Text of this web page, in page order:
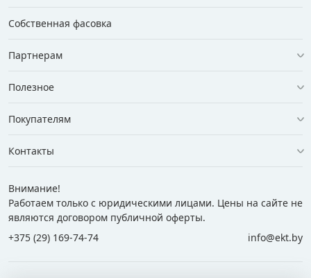
Собственная фасовка
Партнерам
Полезное
Покупателям
Контакты
Внимание!
Работаем только с юридическими лицами. Цены на сайте не
являются договором публичной оферты.
+375 (29) 169-74-74
info@ekt.by